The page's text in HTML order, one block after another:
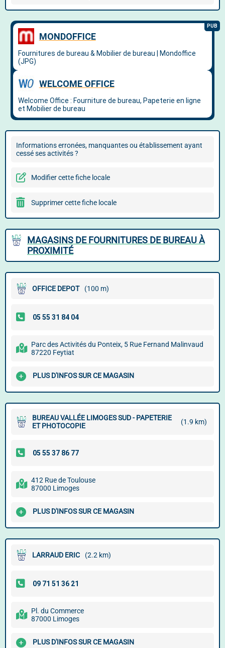
Informations erronées, manquantes ou établissement ayant
cessé ses activités ?
Modifier cette fiche locale
Supprimer cette fiche locale
MAGASINS DE FOURNITURES DE BUREAU À
PROXIMITÉ
OFFICE DEPOT (100 m)
Parc des Activités du Ponteix, 5 Rue Fernand Malinvaud
87220 Feytiat
PLUS D'INFOS SUR CE MAGASIN
BUREAU VALLÉE LIMOGES SUD - PAPETERIE
ET PHOTOCOPIE
(1.9 km)
412 Rue de Toulouse
87000 Limoges
PLUS D'INFOS SUR CE MAGASIN
LARRAUD ERIC (2.2 km)
Pl. du Commerce
87000 Limoges
PLUS D'INFOS SUR CE MAGASIN